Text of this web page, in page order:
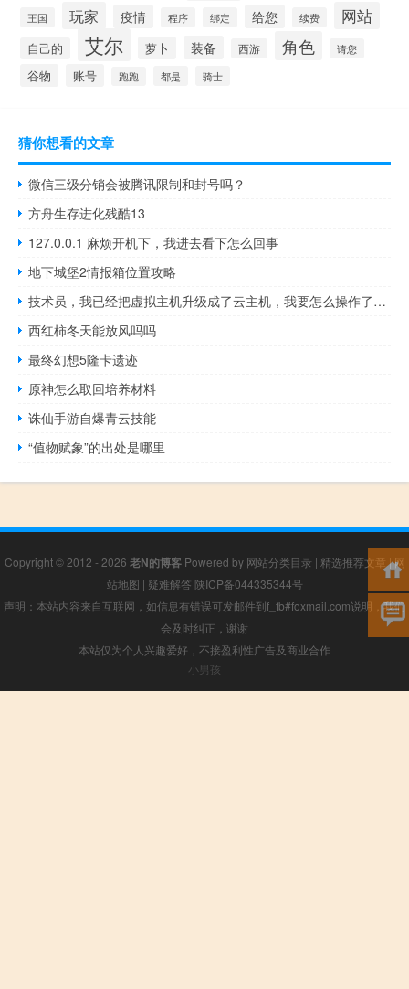
王国 玩家 疫情 程序 绑定 给您 续费 网站
自己的 艾尔 萝卜 装备 西游 角色 请您
谷物 账号 跑跑 都是 骑士
猜你想看的文章
微信三级分销会被腾讯限制和封号吗？
方舟生存进化残酷13
127.0.0.1 麻烦开机下，我进去看下怎么回事
地下城堡2情报箱位置攻略
技术员，我已经把虚拟主机升级成了云主机，我要怎么操作了，现在
西红柿冬天能放风吗吗
最终幻想5隆卡遗迹
原神怎么取回培养材料
诛仙手游自爆青云技能
“值物赋象”的出处是哪里
Copyright © 2012 - 2026 老N的博客Powered by 网站分类目录 | 精选推荐文章|网
站地图 | 疑难解答 陕ICP备044335344号
声明：本站内容来自互联网，如信息有错误可发邮件到f_fb#foxmail.com说明，我们
会及时纠正，谢谢
本站仅为个人兴趣爱好，不接盈利性广告及商业合作
小男孩